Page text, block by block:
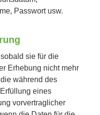
Passwort usw.
sie für die
Erhebung nicht mehr
während des
eines
vorvertraglicher